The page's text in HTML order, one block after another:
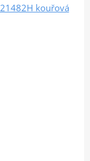
21482H kouřová